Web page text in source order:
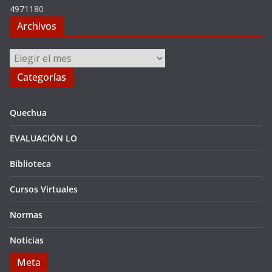
4971180
Archivos
Archivos
Categorías
Quechua
EVALUACIÓN LO
Biblioteca
Cursos Virtuales
Normas
Noticias
Meta